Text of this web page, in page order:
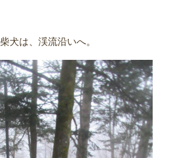
柴犬は、渓流沿いへ。